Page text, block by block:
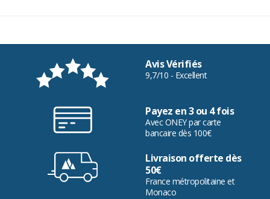
Avis Vérifiés
9,7/10 - Excellent
Payez en 3 ou 4 fois
Avec ONEY par carte
bancaire dès 100€
Livraison offerte dès
50€
France métropolitaine et
Monaco